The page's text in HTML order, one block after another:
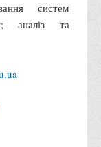
систем
аналіз та